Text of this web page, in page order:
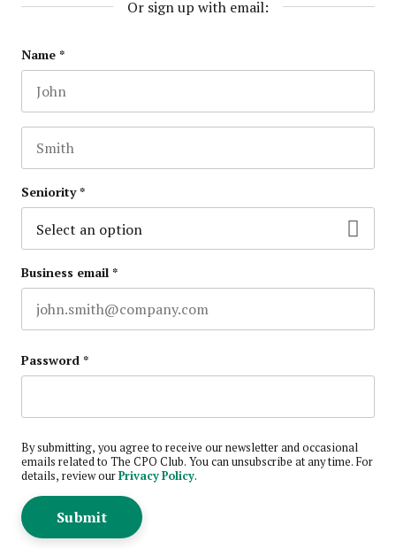
Or sign up with email:
URL
This field is for validation purposes and should be left
Name*
Seniority*
Business email*
Password*
By submitting, you agree to receive our newsletter and occasional
emails related to The CPO Club. You can unsubscribe at any time. For
details, review ourPrivacy Policy.